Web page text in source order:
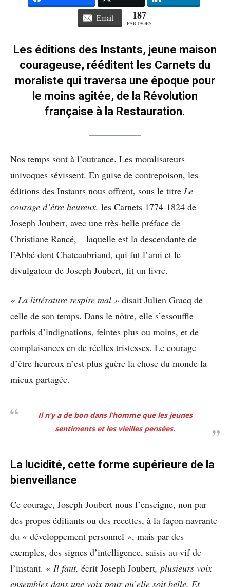
Email 187
PARTAGES
Les éditions des Instants, jeune maison
courageuse, rééditent les Carnets du
moraliste qui traversa une époque pour
le moins agitée, de la Révolution
française à la Restauration.
Nos temps sont à l’outrance. Les moralisateurs
univoques sévissent. En guise de contrepoison, les
éditions des Instants nous offrent, sous le titre Le
courage d’être heureux, les Carnets 1774-1824 de
Joseph Joubert, avec une très-belle préface de
Christiane Rancé, – laquelle est la descendante de
l’Abbé dont Chateaubriand, qui fut l’ami et le
divulgateur de Joseph Joubert, fit un livre.
« La littérature respire mal » disait Julien Gracq de
celle de son temps. Dans le nôtre, elle s’essouffle
parfois d’indignations, feintes plus ou moins, et de
complaisances en de réelles tristesses. Le courage
d’être heureux n’est plus guère la chose du monde la
mieux partagée.
Il n’y a de bon dans l’homme que les jeunes
sentiments et les vieilles pensées.
La lucidité, cette forme supérieure de la
bienveillance
Ce courage, Joseph Joubert nous l’enseigne, non par
des propos édifiants ou des recettes, à la façon navrante
du « développement personnel », mais par des
exemples, des signes d’intelligence, saisis au vif de
l’instant. « Il faut, écrit Joseph Joubert, plusieurs voix
ensembles dans une voix pour qu’elle soit belle. Et